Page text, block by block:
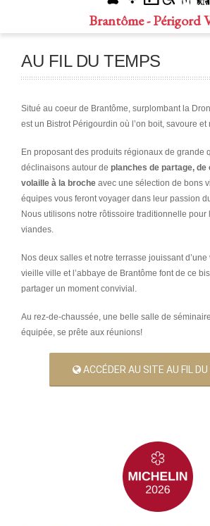
Brantôme - Périgord
AU FIL DU TEMPS
Situé au coeur de Brantôme, surplombant la
est un Bistrot Périgourdin où l’on boit, savoure et
En proposant des produits régionaux de grande
déclinaisons autour de planches de partage,
volaille à la broche avec une sélection de bons
équipes vous feront voyager dans leur passion
Nous utilisons notre rôtissoire traditionnelle pour
viandes.
Nos deux salles et notre terrasse jouissant
vieille ville et l’abbaye de Brantôme font de ce
partager un moment convivial.
Au rez-de-chaussée, une belle salle de
équipée, se prête aux réunions!
ACCÉDER AU SITE AU FIL